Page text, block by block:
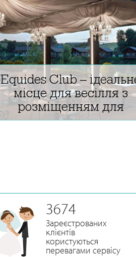
Equides Club –
місце для весілля з
розміщенням для
гостей
3674
Зареєстрованих
клієнтів
користуються
перевагами сервісу